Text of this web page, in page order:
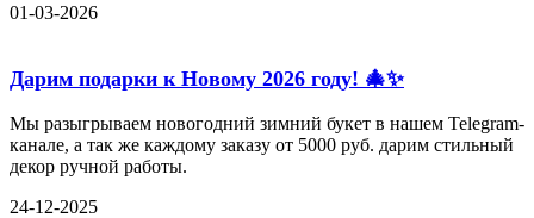
01-03-2026
Дарим подарки к Новому 2026 году! 🎄✨
Мы разыгрываем новогодний зимний букет в нашем Telegram-
канале, а так же каждому заказу от 5000 руб. дарим стильный
декор ручной работы.
24-12-2025